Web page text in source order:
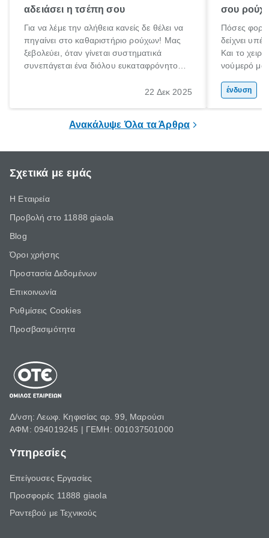
αδειάσει η τσέπη σου
Για να λέμε την αλήθεια κανείς δε θέλει να
πηγαίνει στο καθαριστήριο ρούχων! Μας
ξεβολεύει, όταν γίνεται συστηματικά
συνεπάγεται ένα διόλου ευκαταφρόνητο
δυστυχώς τα αποτελέσματα στα ρούχα ή
στο πλυντήριο; Μην το κάνεις!
22 Δεκ 2025
σου
Πόσες
δείχνει
Και το
νούμερό
που
ένδυση
Ανακάλυψε Όλα τα Άρθρα
Σχετικά με εμάς
Η Εταιρεία
Προβολή στο 11888 giaola
Blog
Όροι χρήσης
Προστασία Δεδομένων
Επικοινωνία
Ρυθμίσεις Cookies
Προσβασιμότητα
Δ/νση: Λεωφ. Κηφισίας αρ. 99, Μαρούσι
ΑΦΜ: 094019245 | ΓΕΜΗ: 001037501000
Υπηρεσίες
Επείγουσες Εργασίες
Προσφορές 11888 giaola
Ραντεβού με Τεχνικούς